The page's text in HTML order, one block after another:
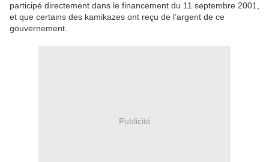
participé directement dans le financement du 11 septembre 2001,
et que certains des kamikazes ont reçu de l’argent de ce
gouvernement.
Publicité